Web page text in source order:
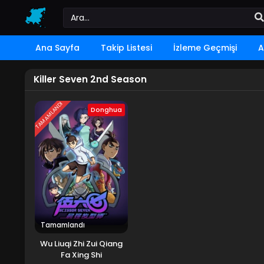
Ana Sayfa Takip Listesi İzleme Geçmişi
Killer Seven 2nd Season
TAMAMLANDI Donghua
Tamamlandı
Wu Liuqi Zhi Zui Qiang
Fa Xing Shi